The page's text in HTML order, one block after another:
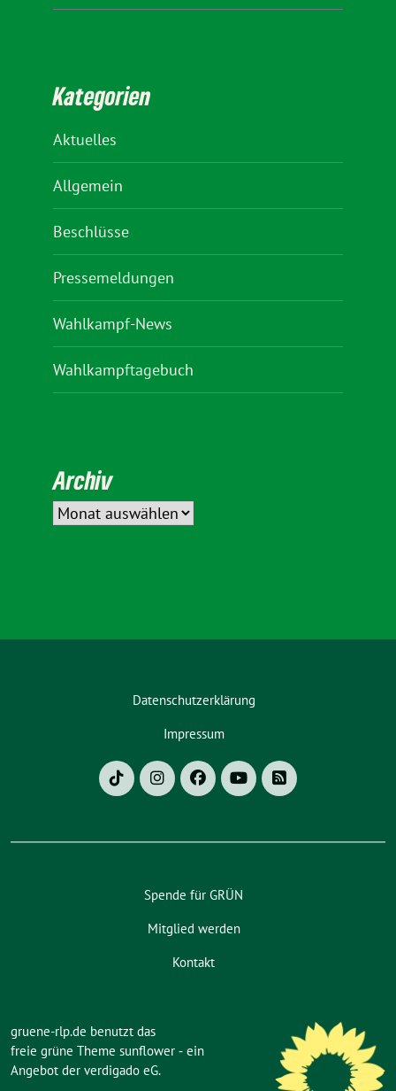
Kategorien
Aktuelles
Allgemein
Beschlüsse
Pressemeldungen
Wahlkampf-News
Wahlkampftagebuch
Archiv
Datenschutzerklärung
Impressum
Spende für GRÜN
Mitglied werden
Kontakt
gruene-rlp.de benutzt das
freie grüne Theme sunflower ‐ ein
Angebot der verdigado eG.